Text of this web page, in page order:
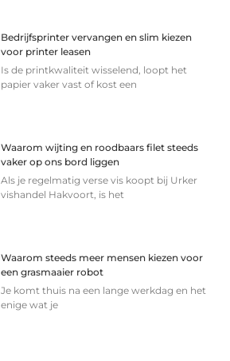
Bedrijfsprinter vervangen en slim kiezen
voor printer leasen
Is de printkwaliteit wisselend, loopt het
papier vaker vast of kost een
Waarom wijting en roodbaars filet steeds
vaker op ons bord liggen
Als je regelmatig verse vis koopt bij Urker
vishandel Hakvoort, is het
Waarom steeds meer mensen kiezen voor
een grasmaaier robot
Je komt thuis na een lange werkdag en het
enige wat je